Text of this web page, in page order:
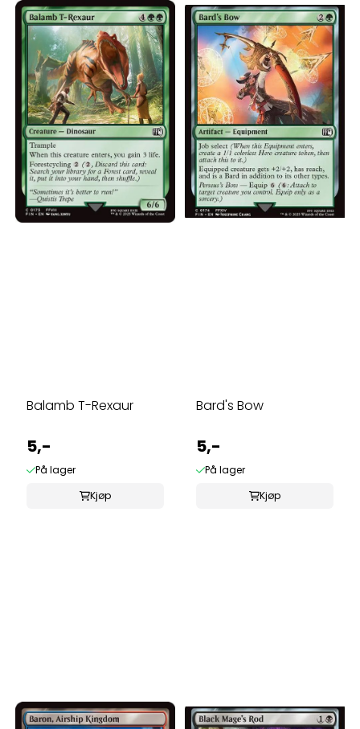
Balamb T-Rexaur
5,-
På lager
Kjøp
Bard's Bow
5,-
På lager
Kjøp